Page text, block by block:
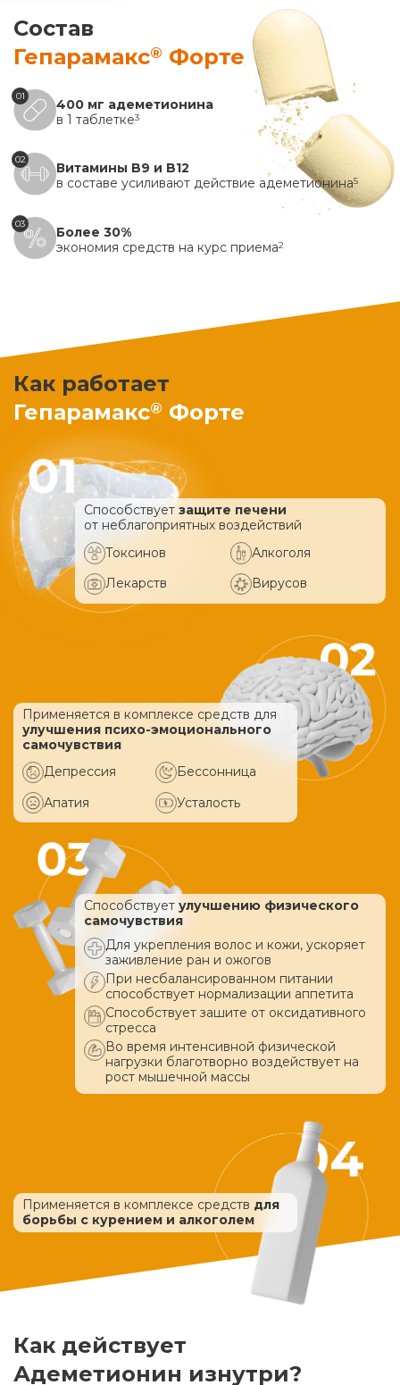
Состав
Гепарамакс® Форте
01
400 мг адеметионина
в 1 таблетке3
02
Витамины B9 и B12
в составе усиливают действие адеметионина5
03
Более 30%
экономия средств на курс приема2
Как работает
Гепарамакс® Форте
Способствует защите печени
от неблагоприятных воздействий
Токсинов
Алкоголя
Лекарств
Вирусов
Применяется в комплексе средств для
улучшения психо-эмоционального
самочувствия
Депрессия
Бессонница
Апатия
Усталость
Способствует улучшению физического
самочувствия
Для укрепления волос и кожи, ускоряет
заживление ран и ожогов
При несбалансированном питании
способствует нормализации аппетита
Способствует зашите от оксидативного
стресса
Во время интенсивной физической
нагрузки благотворно воздействует на
рост мышечной массы
Применяется в комплексе средств для
борьбы с курением и алкоголем
Как действует
Адеметионин изнутри?